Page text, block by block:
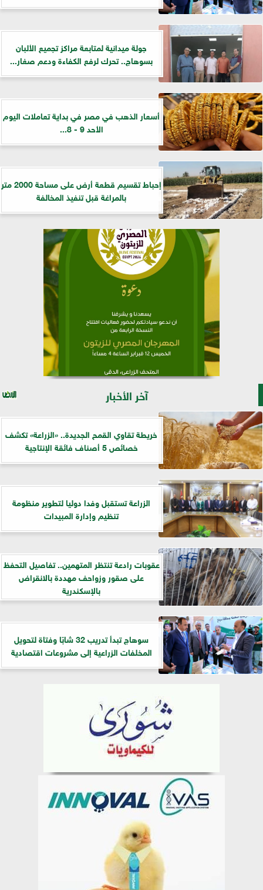
جولة ميدانية لمتابعة مراكز تجميع الألبان
بسوهاج.. تحرك لرفع الكفاءة ودعم صغار...
أسعار الذهب في مصر في بداية تعاملات اليوم
الأحد 9 - 8...
إحباط تقسيم قطعة أرض على مساحة 2000 متر
بالمراغة قبل تنفيذ المخالفة
آخر الأخبار
خريطة تقاوي القمح الجديدة.. «الزراعة» تكشف
خصائص 5 أصناف فائقة الإنتاجية
الزراعة تستقبل وفدا دوليا لتطوير منظومة
تنظيم وإدارة المبيدات
عقوبات رادعة تنتظر المتهمين.. تفاصيل التحفظ
على صقور وزواحف مهددة بالانقراض
بالإسكندرية
سوهاج تبدأ تدريب 32 شابًا وفتاة لتحويل
المخلفات الزراعية إلى مشروعات اقتصادية